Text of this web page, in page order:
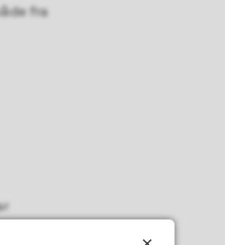
fra